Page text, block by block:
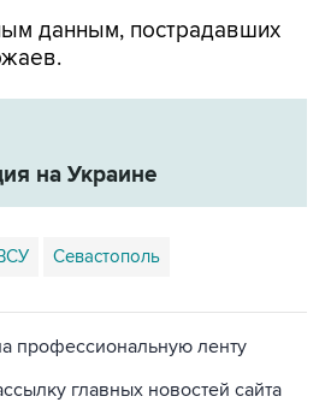
данным, пострадавших
на Украине
Севастополь
профессиональную ленту
главных новостей сайта